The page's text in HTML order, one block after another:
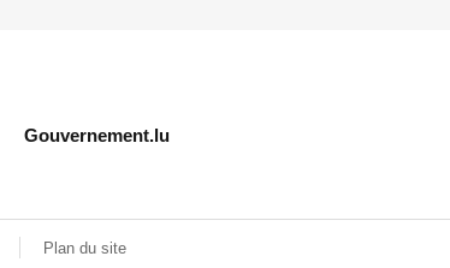
Gouvernement.lu
Plan du site